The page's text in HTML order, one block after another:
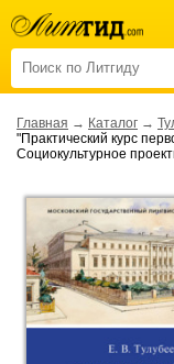
Главная → Каталог →
"Практический курс
Социокультурное